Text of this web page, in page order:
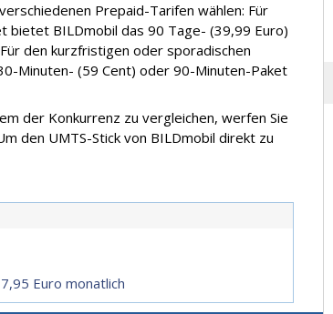
Prepaid-Tarifen wählen: Für
bietet BILDmobil das 90 Tage- (39,99 Euro)
den kurzfristigen oder sporadischen
Minuten- (59 Cent) oder 90-Minuten-Paket
der Konkurrenz zu vergleichen, werfen Sie
den UMTS-Stick von BILDmobil direkt zu
Euro monatlich